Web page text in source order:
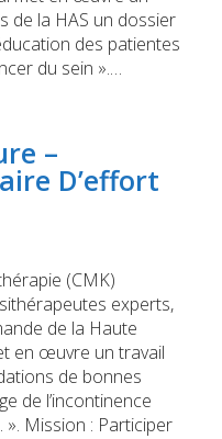
de la HAS un dossier
des patientes
du sein ».…
–
D’effort
(CMK)
experts,
de la Haute
en œuvre un travail
de bonnes
de l’incontinence
». Mission : Participer